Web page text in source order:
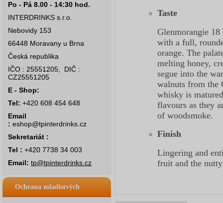
Po - Pá 8.00 - 14:30 hod.
INTERDRINKS s.r.o.
Nebovidy 153
66448 Moravany u Brna
Česká republika
IČO : 25551205, DIČ :
CZ25551205
E - Shop:
Tel: +420 608 454 648
Email
: eshop@tpinterdrinks.cz
Sekretariát :
Tel : +420 7738 34 003
Email: tp@tpinterdrinks.cz
Ochrana mladistvých
Taste
Glenmorangie
with a full,
orange. The
melting honey,
segue into the
walnuts from the
whisky is
flavours as they
of woodsmoke.
Finish
Lingering and
fruit and the